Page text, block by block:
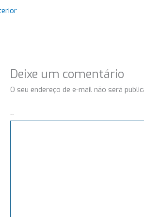
Deixe um comentário
O seu endereço de e-mail não será